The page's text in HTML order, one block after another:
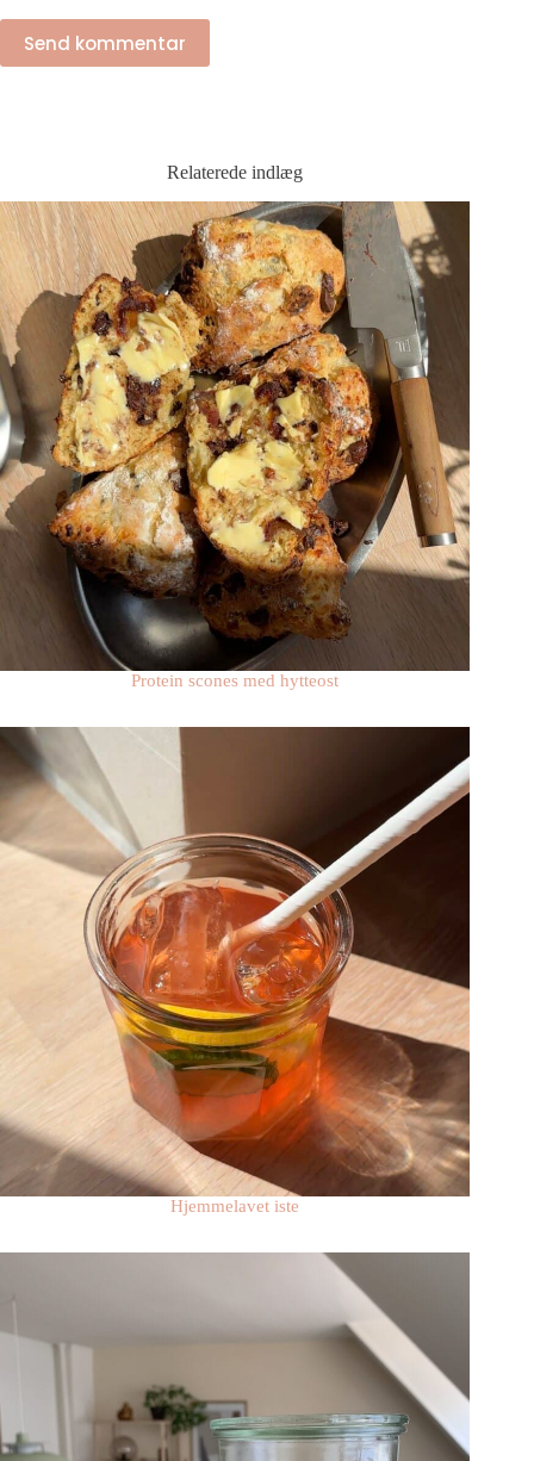
Send kommentar
Relaterede indlæg
Protein scones med hytteost
Hjemmelavet iste